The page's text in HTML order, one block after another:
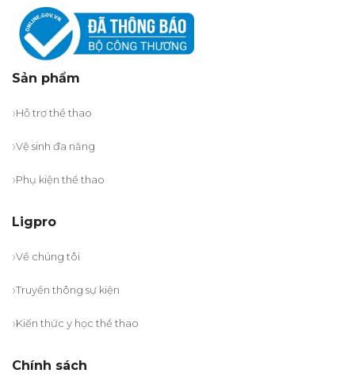
Sản phẩm
Hỗ trợ thể thao
Vệ sinh đa năng
Phụ kiện thể thao
Ligpro
Về chúng tôi
Truyền thông sự kiện
Kiến thức y học thể thao
Chính sách